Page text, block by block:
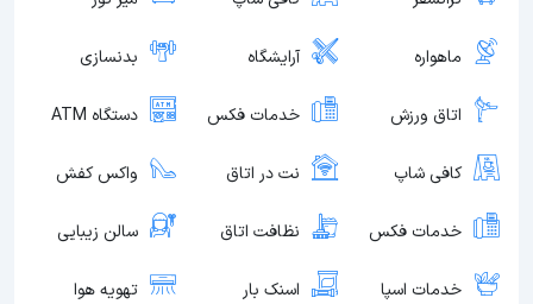
ماهواره آرایشگاه بدنسازی
اتاق ورزش خدمات فکس دستگاه ATM
کافی شاپ نت در اتاق واکس کفش
خدمات فکس نظافت اتاق سالن زیبایی
خدمات اسپا اسنک بار تهویه هوا